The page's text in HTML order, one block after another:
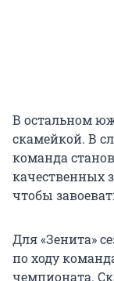
В остальном
скамейкой. В
команда
качественных
чтобы
Для «Зенита»
по ходу
чемпионата.